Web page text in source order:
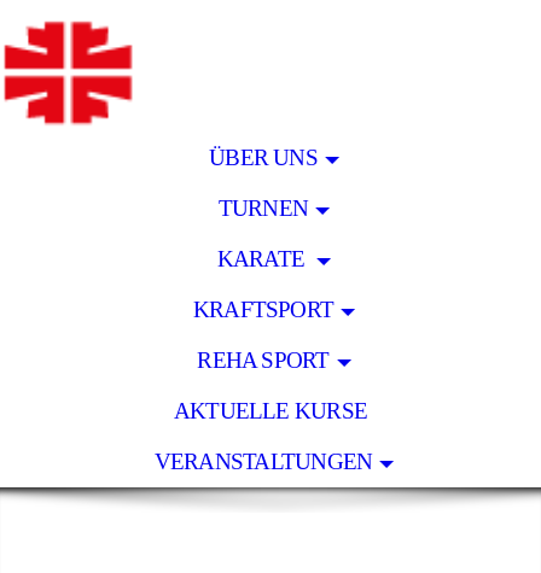
ÜBER UNS
TURNEN
KARATE
KRAFTSPORT
REHA SPORT
AKTUELLE KURSE
VERANSTALTUNGEN